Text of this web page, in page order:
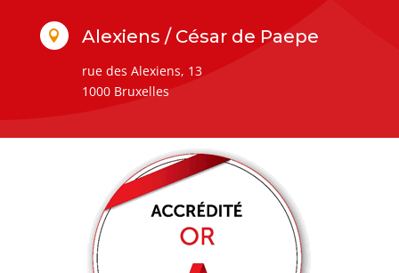
 Alexiens / César de Paepe
rue des Alexiens, 13
1000 Bruxelles